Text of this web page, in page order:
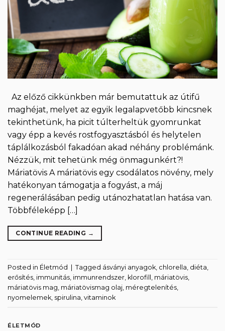
Az előző cikkünkben már bemutattuk az útifű
maghéjat, melyet az egyik legalapvetőbb kincsnek
tekinthetünk, ha picit túlterheltük gyomrunkat
vagy épp a kevés rostfogyasztásból és helytelen
táplálkozásból fakadóan akad néhány problémánk.
Nézzük, mit tehetünk még önmagunkért?!
Máriatövis A máriatövis egy csodálatos növény, mely
hatékonyan támogatja a fogyást, a máj
regenerálásában pedig utánozhatatlan hatása van.
Többféleképp […]
CONTINUE READING →
Posted in Életmód Tagged ásványi anyagok, chlorella, diéta,
erősítés, immunitás, immunrendszer, klorofill , máriatövis,
máriatövis mag, máriatövismag olaj, méregtelenítés,
nyomelemek, spirulina, vitaminok
ÉLETMÓD